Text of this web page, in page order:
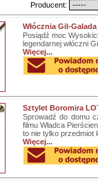
Producent:
Włócznia Gil-
Posiądź moc
legendarnej włóczni
Więcej...
Sztylet Boromira
Sprowadź do domu
filmu Władca
to nie tylko przedmiot
Więcej...